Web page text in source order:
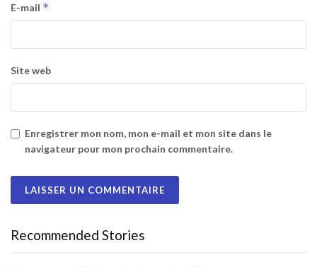
E-mail *
Site web
Enregistrer mon nom, mon e-mail et mon site dans le
navigateur pour mon prochain commentaire.
Recommended Stories